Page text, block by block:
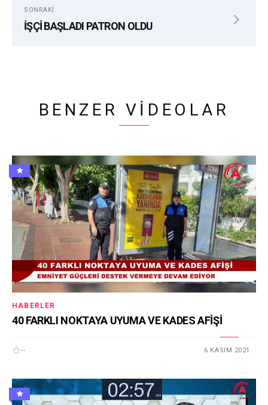
SONRAKI
İŞÇİ BAŞLADI PATRON OLDU
BENZER VIDEOLAR
HABERLER
40 FARKLI NOKTAYA UYUMA VE KADES AFİŞİ
-- 6 KASIM 2021